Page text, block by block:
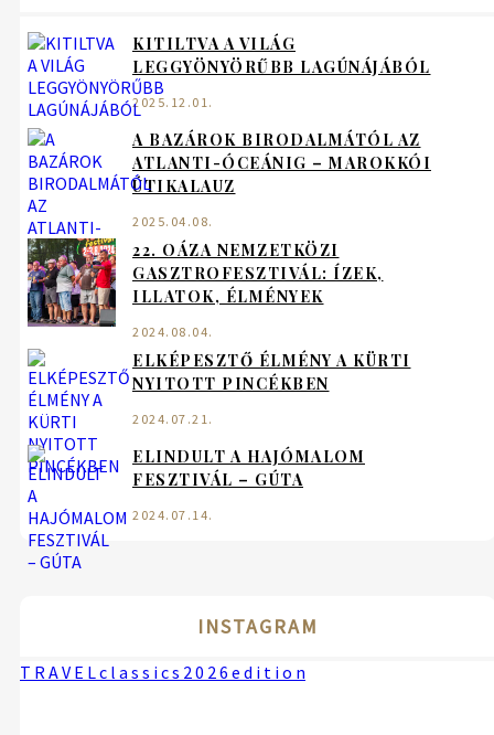
KITILTVA A VILÁG
LEGGYÖNYÖRŰBB LAGÚNÁJÁBÓL
2025.12.01.
A BAZÁROK BIRODALMÁTÓL AZ
ATLANTI-ÓCEÁNIG – MAROKKÓI
ÚTIKALAUZ
2025.04.08.
22. OÁZA NEMZETKÖZI
GASZTROFESZTIVÁL: ÍZEK,
ILLATOK, ÉLMÉNYEK
2024.08.04.
ELKÉPESZTŐ ÉLMÉNY A KÜRTI
NYITOTT PINCÉKBEN
2024.07.21.
ELINDULT A HAJÓMALOM
FESZTIVÁL – GÚTA
2024.07.14.
INSTAGRAM
T R A V E L c l a s s i c s 2 0 2 6 e d i t i o n